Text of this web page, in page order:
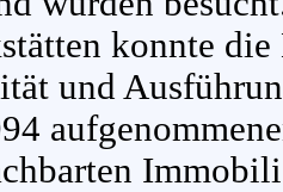
konnte
und